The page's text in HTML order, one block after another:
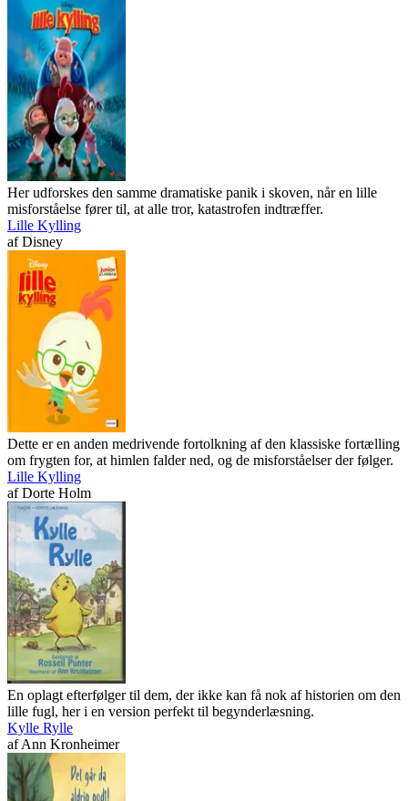
Her udforskes den samme dramatiske panik i skoven, når en lille
misforståelse fører til, at alle tror, katastrofen indtræffer.
Lille Kylling
afDisney
Dette er en anden medrivende fortolkning af den klassiske fortælling
om frygten for, at himlen falder ned, og de misforståelser der følger.
Lille Kylling
afDorte Holm
En oplagt efterfølger til dem, der ikke kan få nok af historien om den
lille fugl, her i en version perfekt til begynderlæsning.
Kylle Rylle
afAnn Kronheimer